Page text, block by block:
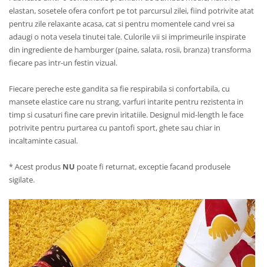
elastan, sosetele ofera confort pe tot parcursul zilei, fiind potrivite atat
pentru zile relaxante acasa, cat si pentru momentele cand vrei sa
adaugi o nota vesela tinutei tale. Culorile vii si imprimeurile inspirate
din ingrediente de hamburger (paine, salata, rosii, branza) transforma
fiecare pas intr-un festin vizual.
Fiecare pereche este gandita sa fie respirabila si confortabila, cu
mansete elastice care nu strang, varfuri intarite pentru rezistenta in
timp si cusaturi fine care previn iritatiile. Designul mid-length le face
potrivite pentru purtarea cu pantofi sport, ghete sau chiar in
incaltaminte casual.
* Acest produs NU poate fi returnat, exceptie facand produsele
sigilate.